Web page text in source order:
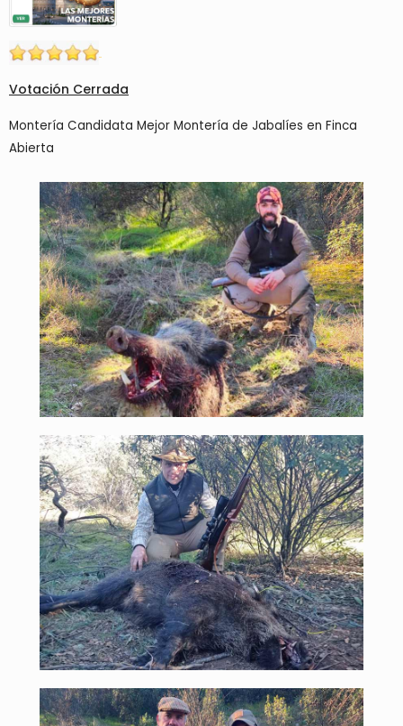
Votación Cerrada
Montería Candidata Mejor Montería de Jabalíes en Finca
Abierta